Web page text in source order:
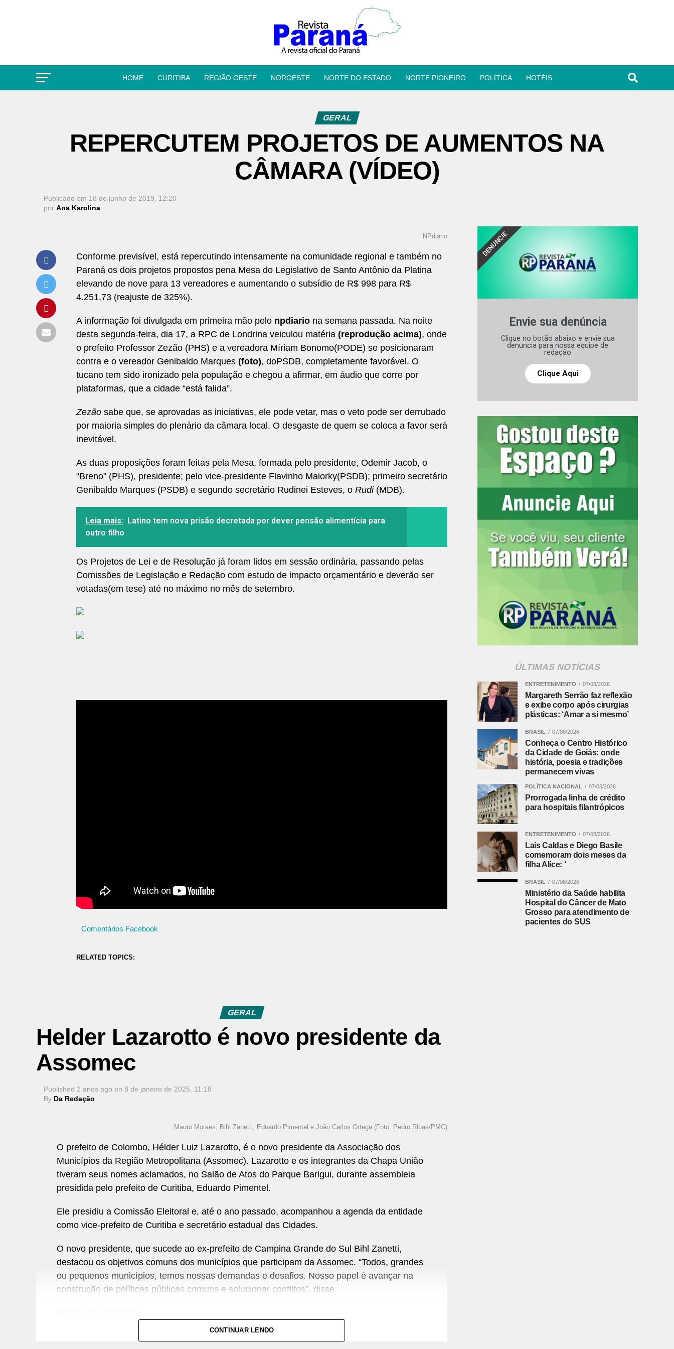
HOME CURITIBA REGIÃO OESTE NOROESTE NORTE DO ESTADO NORTE PIONEIRO POLÍTICA HOTÉIS
GERAL
REPERCUTEM PROJETOS DE AUMENTOS NA
CÂMARA (VÍDEO)
Publicado em 18 de junho de 2019, 12:20
por Ana Karolina
NPdiário
Conforme previsível, está repercutindo intensamente na comunidade regional e também no
Paraná os dois projetos propostos pena Mesa do Legislativo de Santo Antônio da Platina
elevando de nove para 13 vereadores e aumentando o subsídio de R$ 998 para R$
4.251,73 (reajuste de 325%).
A informação foi divulgada em primeira mão pelo npdiario na semana passada. Na noite
desta segunda-feira, dia 17, a RPC de Londrina veiculou matéria (reprodução acima), onde
o prefeito Professor Zezão (PHS) e a vereadora Míriam Bonomo(PODE) se posicionaram
contra e o vereador Genibaldo Marques (foto), doPSDB, completamente favorável. O
tucano tem sido ironizado pela população e chegou a afirmar, em áudio que corre por
plataformas, que a cidade “está falida”.
Zezão sabe que, se aprovadas as iniciativas, ele pode vetar, mas o veto pode ser derrubado
por maioria simples do plenário da câmara local. O desgaste de quem se coloca a favor será
inevitável.
As duas proposições foram feitas pela Mesa, formada pelo presidente, Odemir Jacob, o
“Breno” (PHS), presidente; pelo vice-presidente Flavinho Maiorky(PSDB); primeiro secretário
Genibaldo Marques (PSDB) e segundo secretário Rudinei Esteves, o Rudi(MDB).
Leia mais: Latino tem nova prisão decretada por dever pensão alimentícia para
outro filho
Os Projetos de Lei e de Resolução já foram lidos em sessão ordinária, passando pelas
Comissões de Legislação e Redação com estudo de impacto orçamentário e deverão ser
votadas(em tese) até no máximo no mês de setembro.
Comentários Facebook
RELATED TOPICS:
GERAL
Helder Lazarotto é novo presidente da
Assomec
Published 2 anos ago on 8 de janeiro de 2025, 11:18
By Da Redação
Mauro Moraes, Bihl Zanetti, Eduardo Pimentel e João Carlos Ortega (Foto: Pedro Ribas/PMC)
O prefeito de Colombo, Hélder Luiz Lazarotto, é o novo presidente da Associação dos
Municípios da Região Metropolitana (Assomec). Lazarotto e os integrantes da Chapa União
tiveram seus nomes aclamados, no Salão de Atos do Parque Barigui, durante assembleia
presidida pelo prefeito de Curitiba, Eduardo Pimentel.
Ele presidiu a Comissão Eleitoral e, até o ano passado, acompanhou a agenda da entidade
como vice-prefeito de Curitiba e secretário estadual das Cidades.
O novo presidente, que sucede ao ex-prefeito de Campina Grande do Sul Bihl Zanetti,
destacou os objetivos comuns dos municípios que participam da Assomec. “Todos, grandes
ou pequenos municípios, temos nossas demandas e desafios. Nosso papel é avançar na
construção de políticas públicas comuns e solucionar conflitos”, disse.
CONTINUAR LENDO
Envie sua denúncia
Clique no botão abaixo e envie sua
denuncia para nossa equipe de
redação
Clique Aqui
DENUNCIE
ÚLTIMAS NOTÍCIAS
ENTRETENIMENTO 07/08/2026
Margareth Serrão faz reflexão
e exibe corpo após cirurgias
plásticas: ‘Amar a si mesmo’
BRASIL 07/08/2026
Conheça o Centro Histórico
da Cidade de Goiás: onde
história, poesia e tradições
permanecem vivas
POLÍTICA NACIONAL 07/08/2026
Prorrogada linha de crédito
para hospitais filantrópicos
ENTRETENIMENTO 07/08/2026
Laís Caldas e Diego Basile
comemoram dois meses da
filha Alice: ‘
BRASIL 07/08/2026
Ministério da Saúde habilita
Hospital do Câncer de Mato
Grosso para atendimento de
pacientes do SUS